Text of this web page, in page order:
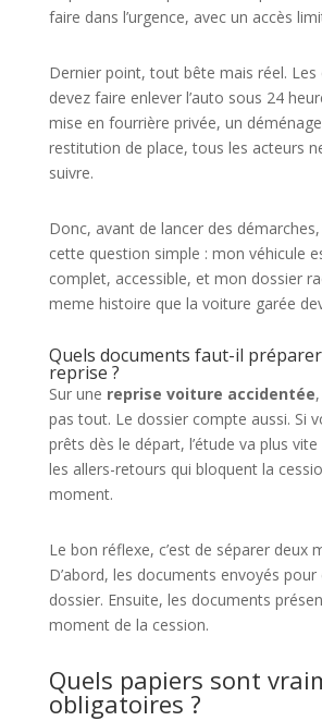
faire dans l’urgence, avec un accès
Dernier point, tout bête mais réel. Les
devez faire enlever l’auto sous 24
mise en fourrière privée, un
restitution de place, tous les acteurs
suivre.
Donc, avant de lancer des
cette question simple : mon véhicule
complet, accessible, et mon dossier
meme histoire que la voiture garée
Quels documents faut-il
reprise ?
Sur une reprise voiture accidentée
pas tout. Le dossier compte aussi. Si
prêts dès le départ, l’étude va plus
les allers-retours qui bloquent la
moment.
Le bon réflexe, c’est de séparer deux
D’abord, les documents envoyés pour
dossier. Ensuite, les documents
moment de la cession.
Quels papiers sont
obligatoires ?